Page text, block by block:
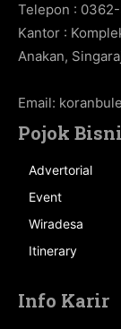
Telepon :
Kantor :
Anakan,
Email:
Pojok
Advertorial
Event
Wiradesa
Itinerary
Info Karir